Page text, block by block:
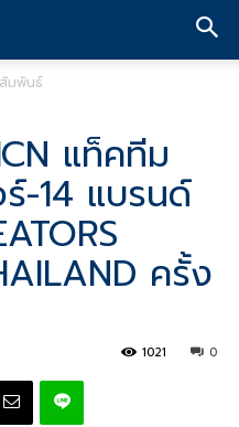
สัมพันธ์
แท็คทีม
-14 แบรนด์
ครั้ง
0
1021